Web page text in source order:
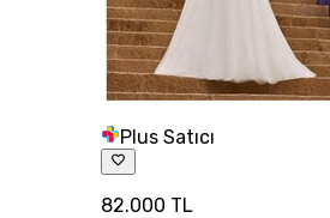
Plus Satıcı
82.000 TL